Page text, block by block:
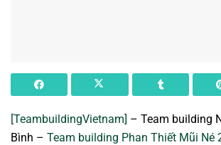
[TeambuildingVietnam] – Team building
Bình – Team building Phan Thiết Mũi Né